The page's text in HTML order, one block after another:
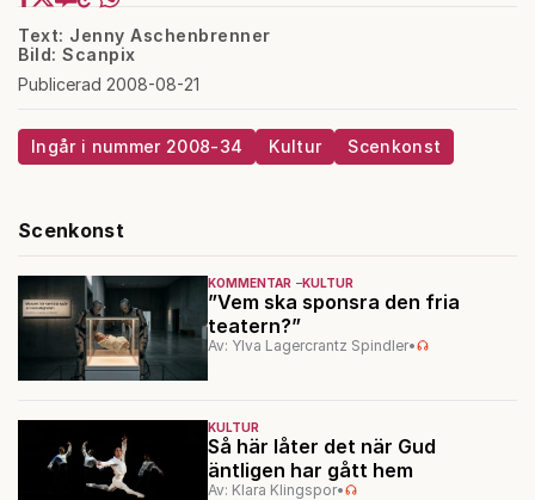
Text: Jenny Aschenbrenner
Bild: Scanpix
Publicerad 2008-08-21
Ingår i nummer 2008-34 Kultur Scenkonst
Scenkonst
KOMMENTAR KULTUR
”Vem ska sponsra den fria
teatern?”
Av: Ylva Lagercrantz Spindler•
KULTUR
Så här låter det när Gud
äntligen har gått hem
Av: Klara Klingspor•